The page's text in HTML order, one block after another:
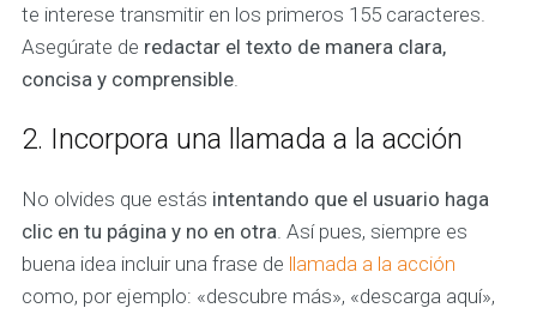
te interese transmitir en los primeros 155 caracteres.
Asegúrate de redactar el texto de manera clara,
concisa y comprensible.
2. Incorpora una llamada a la acción
No olvides que estás intentando que el usuario haga
clic en tu página y no en otra . Así pues, siempre es
buena idea incluir una frase de llamada a la acción
como, por ejemplo: «descubre más», «descarga aquí»,